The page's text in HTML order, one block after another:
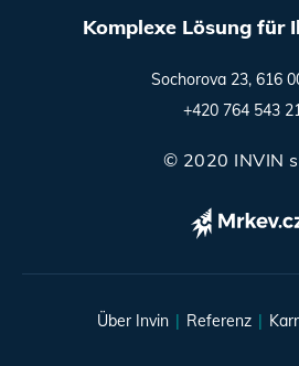
Komplexe Lösung für
Sochorova 23, 616
+420 764 543
© 2020 INVIN
Über Invin Referenz